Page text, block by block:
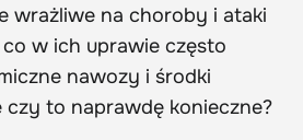
wrażliwe na choroby i ataki
w ich uprawie często
nawozy i środki
to naprawdę konieczne?